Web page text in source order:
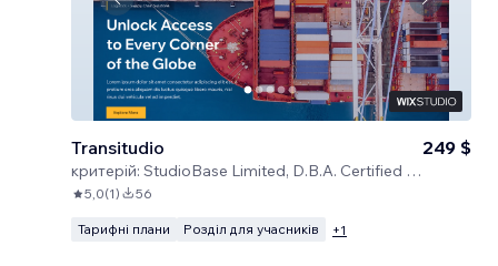
Transitudio
критерій: StudioBase Limited, D.B.A. Certified Code
249 $
5,0(1) 56
Тарифні плани Розділ для учасників +1